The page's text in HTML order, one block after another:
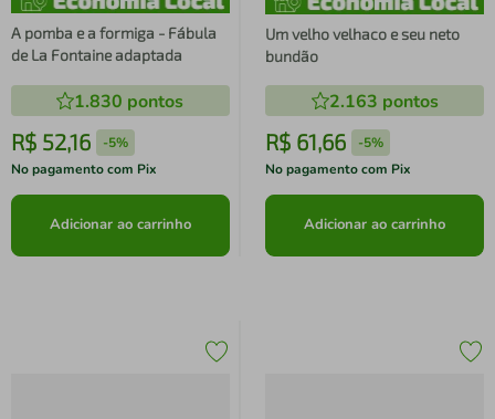
A pomba e a formiga - Fábula
de La Fontaine adaptada
1.830 pontos
R$ 52,16 -5%
No pagamento com Pix
Adicionar ao carrinho
Um velho velhaco e seu neto
bundão
2.163 pontos
R$ 61,66 -5%
No pagamento com Pix
Adicionar ao carrinho